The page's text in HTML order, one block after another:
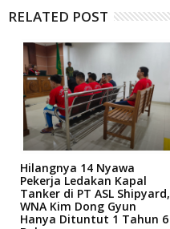
RELATED POST
Hilangnya 14 Nyawa
Pekerja Ledakan Kapal
Tanker di PT ASL Shipyard,
WNA Kim Dong Gyun
Hanya Dituntut 1 Tahun 6